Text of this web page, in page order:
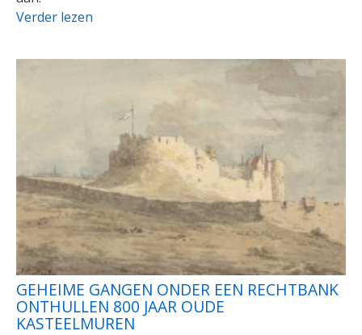
Verder lezen
GEHEIME GANGEN ONDER EEN RECHTBANK
ONTHULLEN 800 JAAR OUDE
KASTEELMUREN